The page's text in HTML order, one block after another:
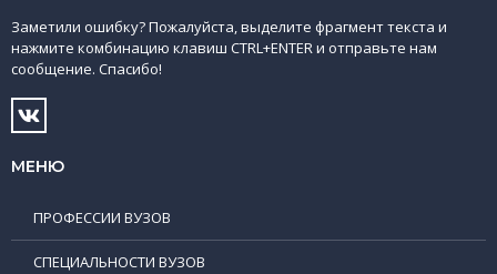
Заметили ошибку? Пожалуйста, выделите фрагмент текста и
нажмите комбинацию клавиш CTRL+ENTER и отправьте нам
сообщение. Спасибо!
МЕНЮ
ПРОФЕССИИ ВУЗОВ
СПЕЦИАЛЬНОСТИ ВУЗОВ